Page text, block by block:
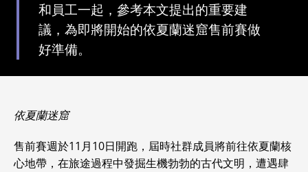
和員工一起，參考本文提出的重要建
議，為即將開始的依夏蘭迷窟售前賽做
好準備。
依夏蘭迷窟
售前賽週於11月10日開跑，屆時社群成員將前往依夏蘭核
心地帶，在旅途過程中發掘生機勃勃的古代文明，遭遇肆